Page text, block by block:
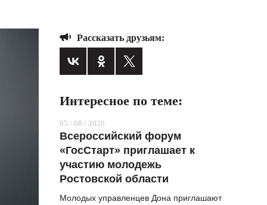
ГОРОДСКОЙ ПОРТАЛ
ВОПРОС НЕДЕЛИ
ТАМ И ТУТ
Рассказать друзьям:
Интересное по теме:
05 / 08 / 2026
Всероссийский форум
«ГосСтарт» приглашает к
участию молодежь
Ростовской области
Молодых управленцев Дона приглашают